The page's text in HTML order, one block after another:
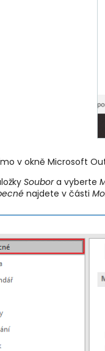
v okně Microsoft
Soubora vyberte
najdete v části